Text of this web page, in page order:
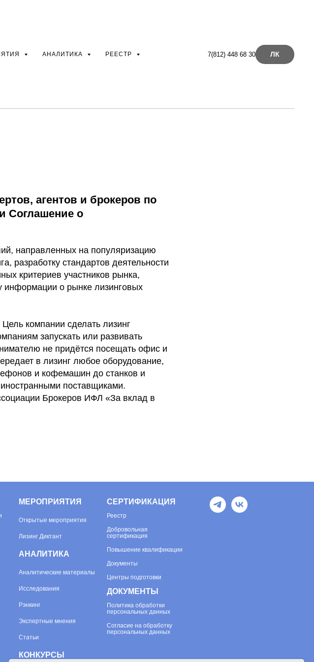
АНАЛИТИКА РЕЕСТР 7(812) 448 68 30 ЛК
агентов и брокеров по
Соглашение о
направленных на популяризацию
разработку стандартов деятельности
критериев участников рынка,
информации о рынке лизинговых
компании сделать лизинг
запускать или развивать
не придётся посещать офис и
в лизинг любое оборудование,
и кофемашин до станков и
поставщиками.
Брокеров ИФЛ «За вклад в
МЕРОПРИЯТИЯ
Открытые мероприятия
Лизинг Диктант
АНАЛИТИКА
Аналитические материалы
Исследования
Рэнкинг
Экспертные мнения
Статьи
КОНКУРСЫ
СЕРТИФИКАЦИЯ
Реестр
Добровольная
сертификация
Повышение квалификации
Документы
Центры подготовки
ДОКУМЕНТЫ
Политика обработки
персональных данных
Согласие на обработку
персональных данных